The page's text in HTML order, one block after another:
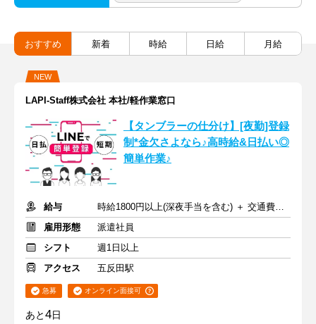
おすすめ 新着 時給 日給 月給
NEW
LAPI-Staff株式会社 本社/軽作業窓口
【タンブラーの仕分け】[夜勤]登録
制*金欠さよなら♪高時給&日払い◎
簡単作業♪
給与
時給1800円以上(深夜手当を含む) ＋ 交通費全額支給
雇用形態
派遣社員
シフト
週1日以上
アクセス
五反田駅
急募 オンライン面接可
あと4日